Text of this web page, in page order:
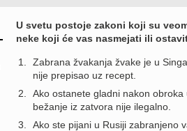
U svetu postoje zakoni koji su
neke koji će vas nasmejati ili
Zabrana žvakanja žvake je u
nije prepisao uz recept.
Ako ostanete gladni nakon
bežanje iz zatvora nije ilegalno.
Ako ste pijani u Rusiji zabranjeno